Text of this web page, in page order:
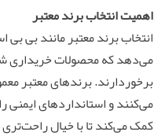
اهمیت انتخاب برند معتبر
انتخاب برند معتبر مانند بی بی
می‌دهد که محصولات خریداری
برخوردارند. برندهای معتبر
می‌کنند و استانداردهای ایمنی
کمک می‌کند تا با خیال